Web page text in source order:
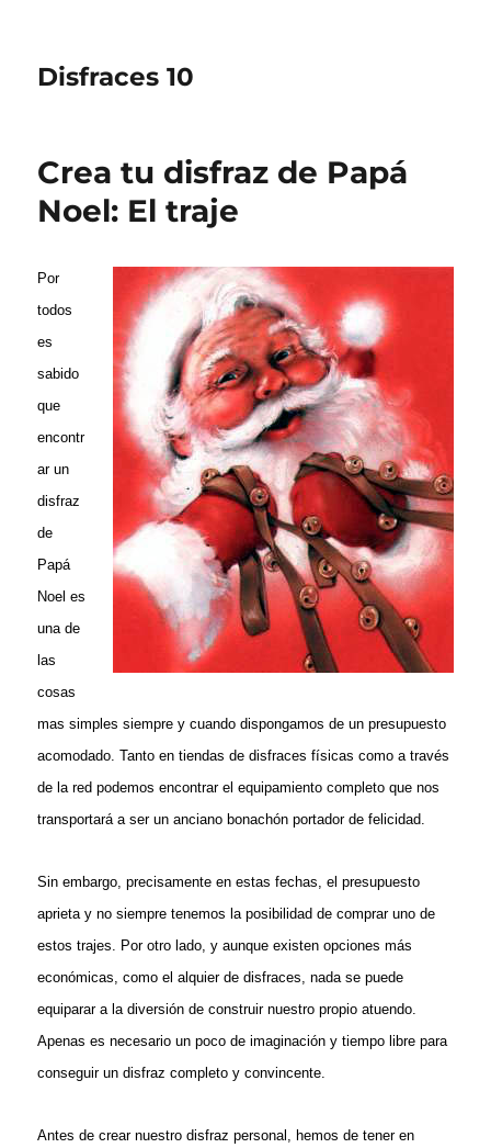
Disfraces 10
Crea tu disfraz de Papá
Noel: El traje
Por
todos
es
sabido
que
encontr
ar un
disfraz
de
Papá
Noel es
una de
las
cosas
mas simples siempre y cuando dispongamos de un presupuesto
acomodado. Tanto en tiendas de disfraces físicas como a través
de la red podemos encontrar el equipamiento completo que nos
transportará a ser un anciano bonachón portador de felicidad.
Sin embargo, precisamente en estas fechas, el presupuesto
aprieta y no siempre tenemos la posibilidad de comprar uno de
estos trajes. Por otro lado, y aunque existen opciones más
económicas, como el alquier de disfraces, nada se puede
equiparar a la diversión de construir nuestro propio atuendo.
Apenas es necesario un poco de imaginación y tiempo libre para
conseguir un disfraz completo y convincente.
Antes de crear nuestro disfraz personal, hemos de tener en